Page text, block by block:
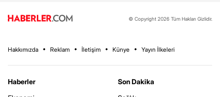
© Copyright 2026 Tüm Hakları Gizlidir.
Hakkımızda Reklam İletişim Künye Yayın İlkeleri
Haberler
Son Dakika